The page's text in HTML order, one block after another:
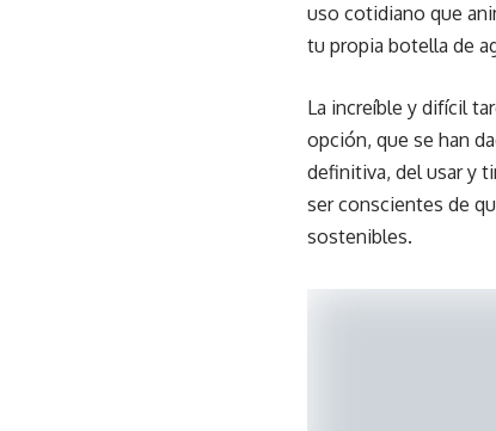
uso cotidiano que
tu propia botella de
La increíble y difícil
opción, que se han
definitiva, del usar y
ser conscientes de
sostenibles.